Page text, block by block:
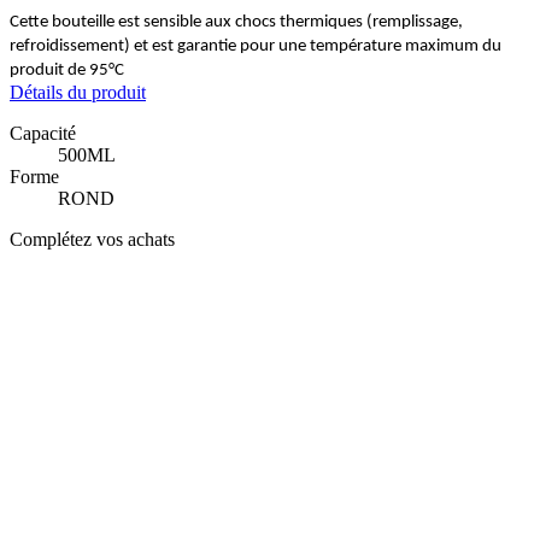
Cette bouteille est sensible aux chocs thermiques (remplissage,
refroidissement) et est garantie pour une température maximum du
produit de 95°C
Détails du produit
Capacité
500ML
Forme
ROND
Complétez vos achats